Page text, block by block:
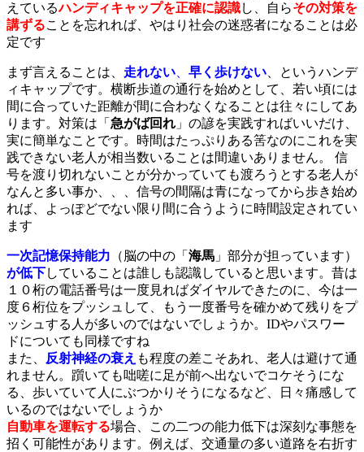
えているハンディキャップを正確に認識し、自らその対策を
講ずることを忘れれば、やはり社会の迷惑者になることは必
定です
まず言えることは、 走れない 早く歩けない 、というハンデ
ィキャップです。横断歩道の通行を始めとして、若い頃には
間に合っていた距離が間に合わなくなることは往々にしてあ
ります。対策は「 急がば回れ 」の諺を実践すればいいだけ、
実に簡単なことです。時間はたっぷりある筈なのにこれを実
践できない老人が相当数いることは間違いありません。 信
号を渡り切れないことが分かっていても渡ろうとする老人が
なんと多い事か、、、信号の間隔は青になってから歩き始め
れば、よっぽどでない限り間に合うように時間設定されてい
ます
一次記憶保持能力 （脳の中の「 海馬 」部分が担っています）
が低下していることは誰しも認識していると思います。昔は
１０桁の電話番号は一度見ればダイヤルできたのに、今は一
度６桁位をプッシュして、もう一度番号を確かめて残りをプ
ッシュする人が多いのではないでしょうか。IDやパスワー
ドについても同様ですね
また、
反射神経の衰え も程度の差こそあれ、老人は避けて通
れません。躓いても咄嗟に足が前へ出ないでコケそうにな
る、歩いていて人にぶつかりそうになるなど、日々痛感して
いるのではないでしょうか
自動車を運転する場合、この二つの能力低下は深刻な事態を
招く可能性があります。例えば、交通量の多い道路を右折す